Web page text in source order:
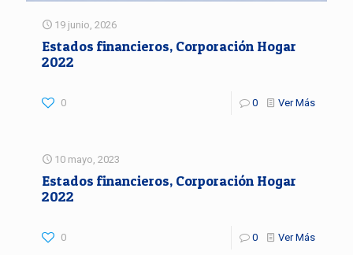
19 junio, 2026
Estados financieros, Corporación Hogar
2022
0 0 Ver Más
10 mayo, 2023
Estados financieros, Corporación Hogar
2022
0 0 Ver Más